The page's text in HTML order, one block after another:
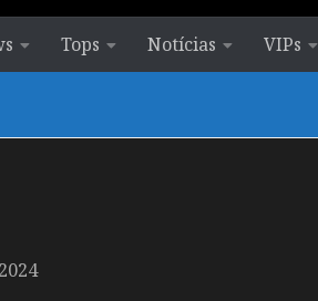
Tops Notícias VIPs